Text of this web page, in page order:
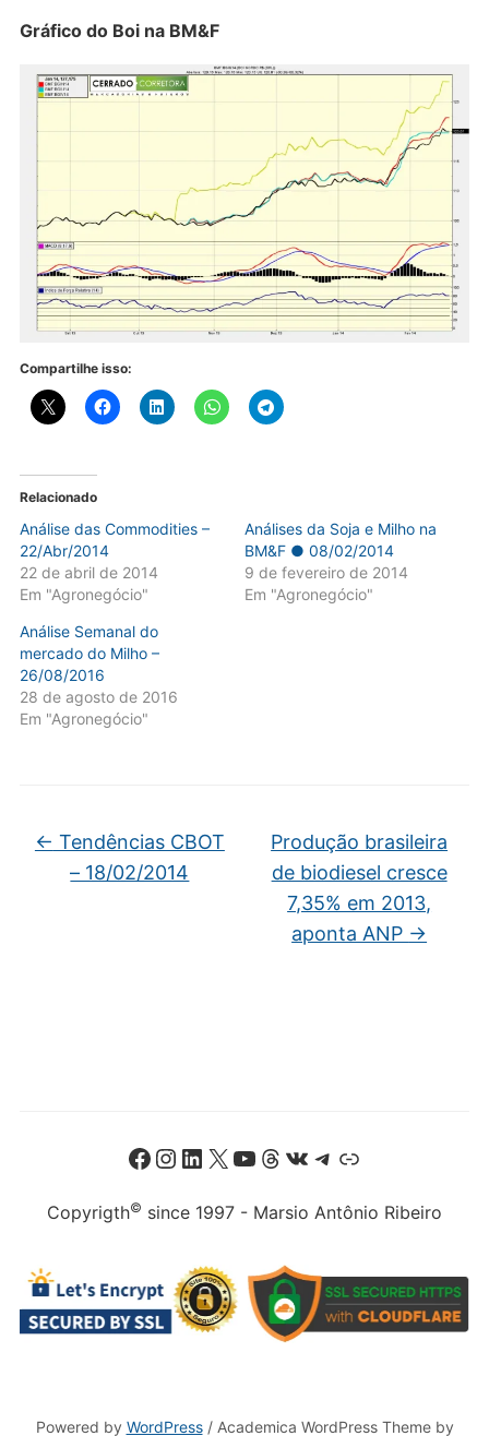
Gráfico do Boi na BM&F
Compartilhe isso:
Relacionado
Análise das Commodities –
22/Abr/2014
22 de abril de 2014
Em "Agronegócio"
Análises da Soja e Milho na
BM&F ● 08/02/2014
9 de fevereiro de 2014
Em "Agronegócio"
Análise Semanal do
mercado do Milho –
26/08/2016
28 de agosto de 2016
Em "Agronegócio"
← Tendências CBOT
– 18/02/2014
Produção brasileira
de biodiesel cresce
7,35% em 2013,
aponta ANP →
Facebook Instagram LinkedIn X Youtube
Copyrigth© since 1997 - Marsio Antônio Ribeiro
Powered by WordPress/ Academica WordPress Theme by